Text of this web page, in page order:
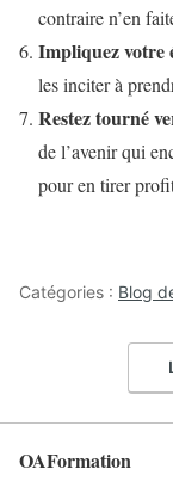
contraire n’en
Impliquez votre
les inciter à
Restez tourné
de l’avenir qui
pour en tirer
Catégories : Blog
OAFormation